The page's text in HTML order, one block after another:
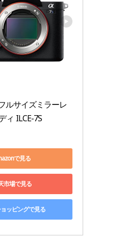
ルサイズミラーレ
ィ ILCE-7S
で見る
市場で見る
ッピングで見る